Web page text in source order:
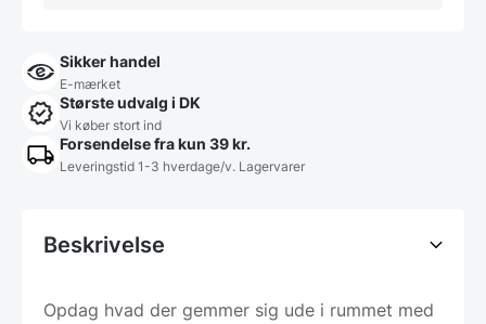
Sikker handel
E-mærket
Største udvalg i DK
Vi køber stort ind
Forsendelse fra kun 39 kr.
Leveringstid 1-3 hverdage/v. Lagervarer
Beskrivelse
Opdag hvad der gemmer sig ude i rummet med